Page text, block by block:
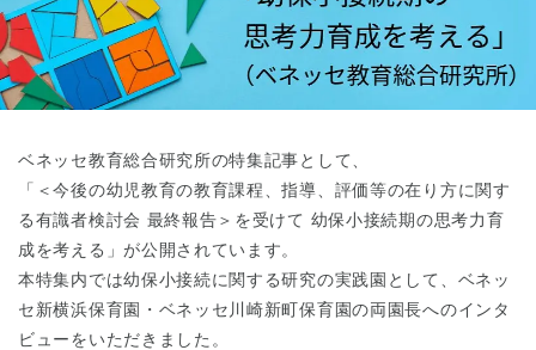
ベネッセ教育総合研究所の特集記事として、
「＜今後の幼児教育の教育課程、指導、評価等の在り方に関す
る有識者検討会 最終報告＞を受けて 幼保小接続期の思考力育
成を考える」が公開されています。
本特集内では幼保小接続に関する研究の実践園として、ベネッ
セ新横浜保育園・ベネッセ川崎新町保育園の両園長へのインタ
ビューをいただきました。